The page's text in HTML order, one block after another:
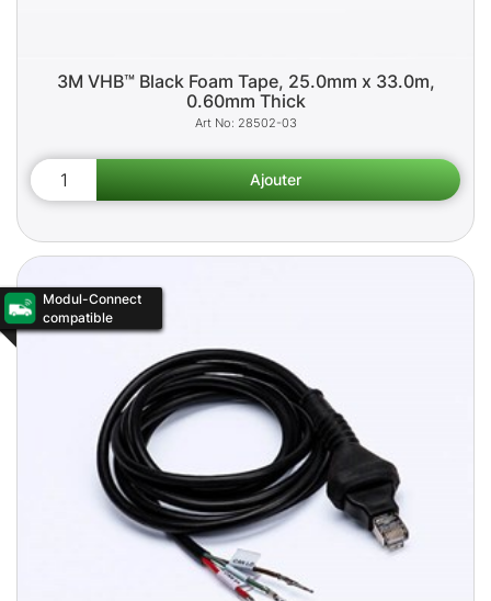
3M VHB™ Black Foam Tape, 25.0mm x 33.0m,
0.60mm Thick
28502-03
Modul-Connect
compatible